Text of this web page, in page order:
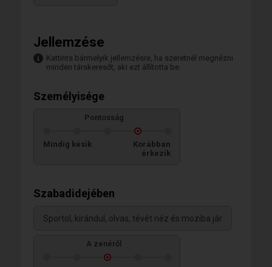
Jellemzése
Kattints bármelyik jellemzésre, ha szeretnél megnézni
minden társkeresőt, aki ezt állította be.
Személyisége
Pontosság
Mindig késik
Korábban
érkezik
Szabadidejében
Sportol, kirándul, olvas, tévét néz és moziba jár
A zenéről